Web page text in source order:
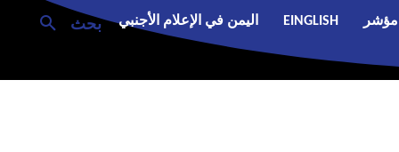
بحث مؤشر EINGLISH اليمن في الإعلام الأجنبي